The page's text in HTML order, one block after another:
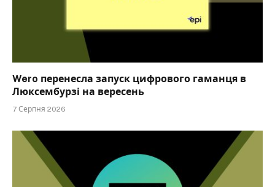
Wero перенесла запуск цифрового гаманця в
Люксембурзі на вересень
7 Серпня 2026